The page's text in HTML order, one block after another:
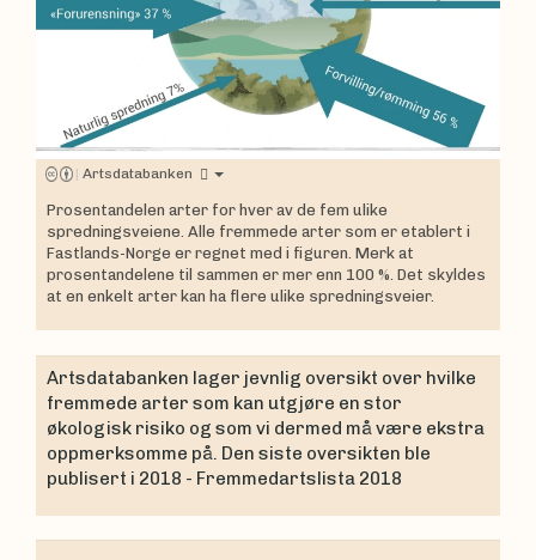
| Artsdatabanken
Prosentandelen arter for hver av de fem ulike
spredningsveiene. Alle fremmede arter som er etablert i
Fastlands-Norge er regnet med i figuren. Merk at
prosentandelene til sammen er mer enn 100 %. Det skyldes
at en enkelt arter kan ha flere ulike spredningsveier.
Artsdatabanken lager jevnlig oversikt over hvilke
fremmede arter som kan utgjøre en stor
økologisk risiko og som vi dermed må være ekstra
oppmerksomme på. Den siste oversikten ble
publisert i 2018 - Fremmedartslista 2018